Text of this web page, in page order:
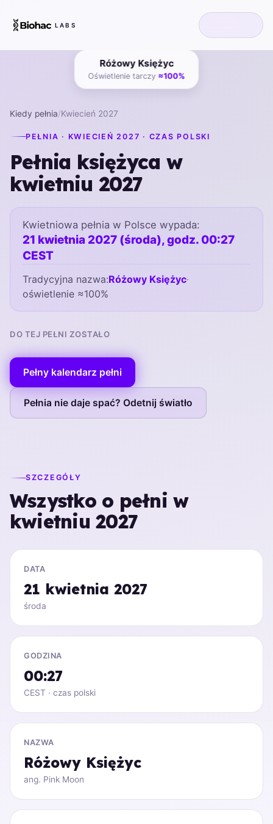
LABS
Kiedy pełnia/Kwiecień 2027
PEŁNIA · KWIECIEŃ 2027 · CZAS POLSKI
Pełnia księżyca w
kwietniu 2027
Kwietniowa pełnia w Polsce wypada:
21 kwietnia 2027 (środa), godz. 00:27
CEST
Tradycyjna nazwa:Różowy Księżyc·
oświetlenie ≈100%
DO TEJ PEŁNI ZOSTAŁO
Pełny kalendarz pełni
Pełnia nie daje spać? Odetnij światło
Różowy Księżyc
Oświetlenie tarczy ≈100%
SZCZEGÓŁY
Wszystko o pełni w
kwietniu 2027
DATA
21 kwietnia 2027
środa
GODZINA
00:27
CEST · czas polski
NAZWA
Różowy Księżyc
ang. Pink Moon